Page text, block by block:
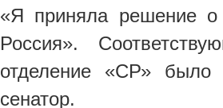
«Я приняла решение о
Россия».
отделение «СР» было
сенатор.